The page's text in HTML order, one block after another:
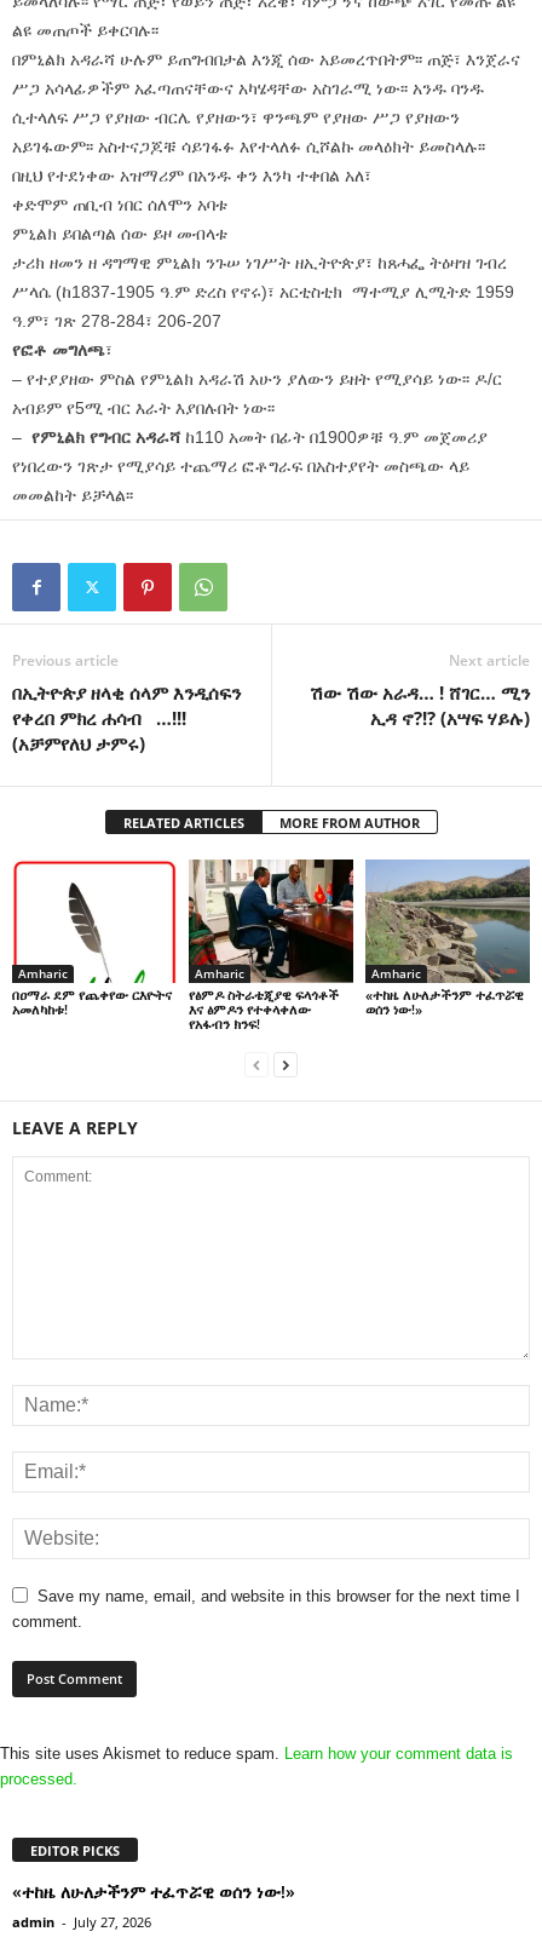
ልዩ መጠጦች ይቀርባሉ፡፡
በምኒልክ አዳራሻ ሁሉም ይጠግብበታል እንጂ ሰው አይመረጥበትም፡፡ ጠጅ፣ እንጀራና
ሥጋ አሳላፊዎችም አፈጣጠናቸውና አካሄዳቸው አስገራሚ ነው፡፡ አንዱ ባንዱ
ሲተላለፍ ሥጋ የያዘው ብርሌ የያዘውን፣ ዋንጫም የያዘው ሥጋ የያዘውን
አይገፋውም፡፡ አስተናጋጆቹ ሳይገፋፉ እየተላለፉ ሲሾልኩ መላዕክት ይመስላሉ፡፡
በዚህ የተደነቀው አዝማሪም በአንዱ ቀን እንካ ተቀበል አለ፣
ቀድሞም ጠቢብ ነበር ሰለሞን አባቱ
ምኒልክ ይበልጣል ሰው ይዞ መብላቱ
ታሪክ ዘመን ዘ ዳግማዊ ምኒልክ ንጉሠ ነገሥት ዘኢትዮጵያ፣ ከጸሓፌ ትዕዛዝ ገብረ
ሥላሴ (ከ1837-1905 ዓ.ም ድረስ የኖሩ)፣ አርቲስቲክ ማተሚያ ሊሚትድ 1959
ዓ.ም፣ ገጽ 278-284፣ 206-207
የፎቶ መግለጫ፣
– የተያያዘው ምስል የምኒልክ አዳራሽ አሁን ያለውን ይዘት የሚያሳይ ነው፡፡ ዶ/ር
አብይም የ5ሚ ብር እራት እያበሉበት ነው፡፡
– የምኒልክ የግብር አዳራሻ ከ110 አመት በፊት በ1900ዎቹ ዓ.ም መጀመሪያ
የነበረውን ገጽታ የሚያሳይ ተጨማሪ ፎቶግራፍ በአስተያየት መስጫው ላይ
መመልከት ይቻላል፡፡
Previous article
በኢትዮጵያ ዘላቂ ሰላም እንዲሰፍን
የቀረበ ምክረ ሐሳብ …!!!
(አቻምየለህ ታምሩ)
Next article
ሽው ሽው አራዳ… ! ሸገር… ሚን
ኢዳ ኖ?!? (አሣፍ ሃይሉ)
RELATED ARTICLES MORE FROM AUTHOR
Amharic
በዐማራ ደም የጨቀየው ርእዮትና
አመለካከቱ!
Amharic
የፅምዶ ስትራቴጂያዊ ፍላጎቶች
እና ፅምዶን የተቀላቀለው
የአፋብን ክንፍ!
Amharic
«ተከዜ ለሁለታችንም ተፈጥሯዊ
ወሰን ነው!»
LEAVE A REPLY
Save my name, email, and website in this browser for the next time I
comment.
This site uses Akismet to reduce spam. Learn how your comment data is
processed.
EDITOR PICKS
«ተከዜ ለሁለታችንም ተፈጥሯዊ ወሰን ነው!»
admin - July 27, 2026